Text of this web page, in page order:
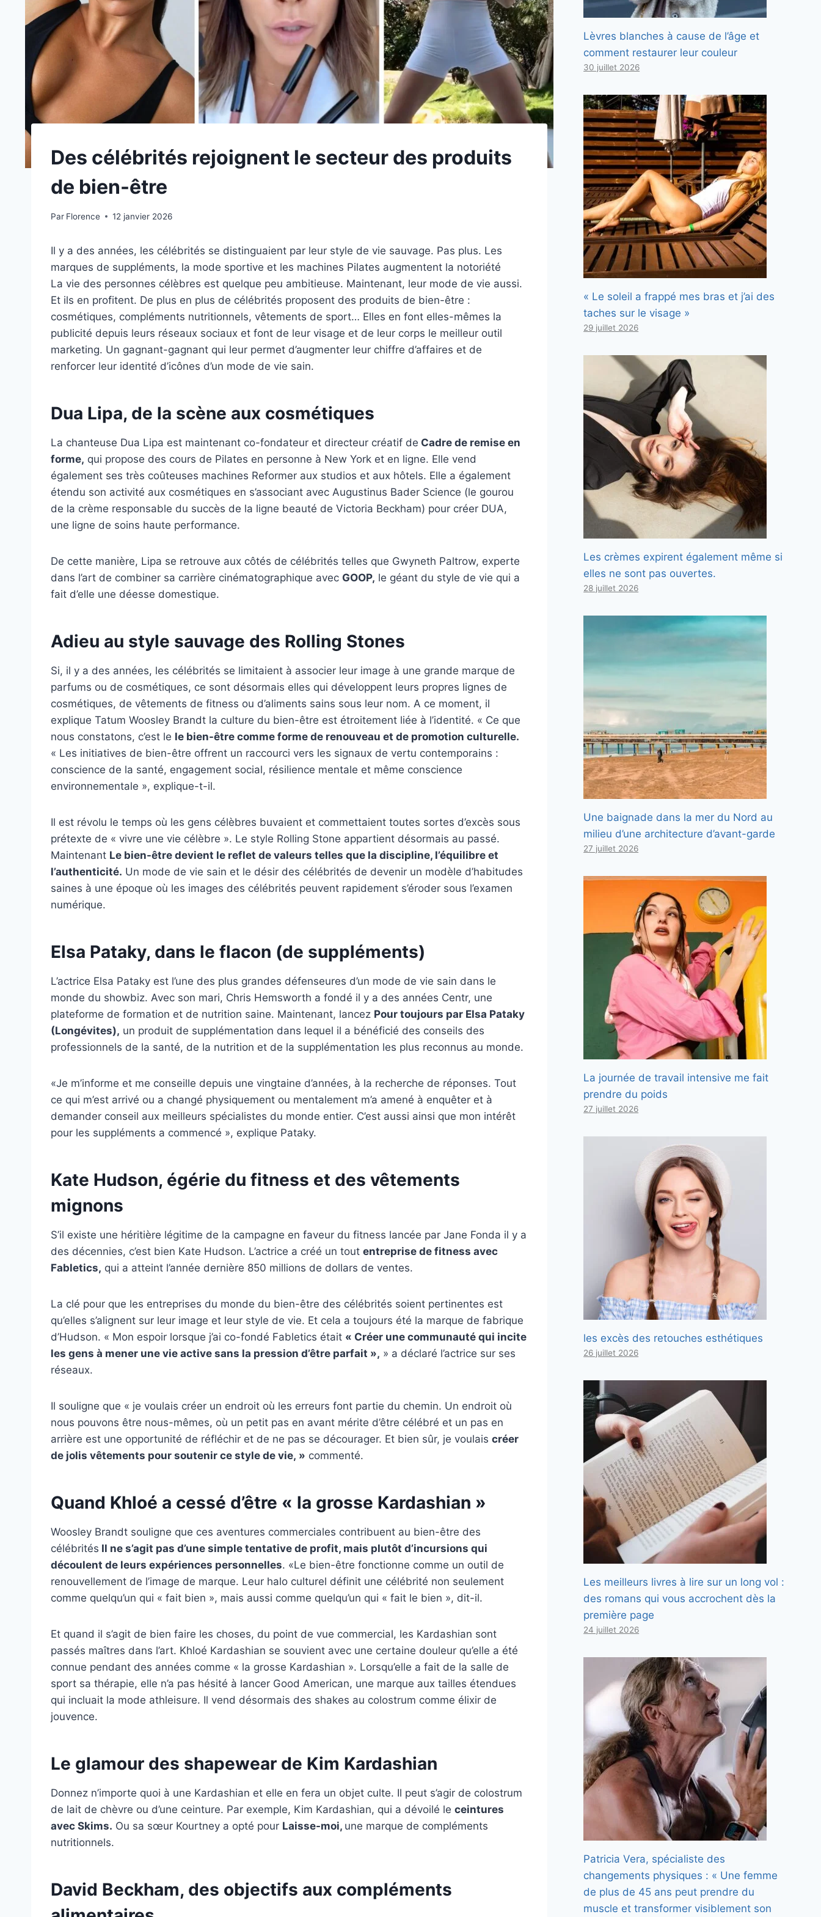
Des célébrités rejoignent le secteur des produits
de bien-être
Par Florence 12 janvier 2026
Il y a des années, les célébrités se distinguaient par leur style de vie sauvage. Pas plus. Les
marques de suppléments, la mode sportive et les machines Pilates augmentent la notoriété
La vie des personnes célèbres est quelque peu ambitieuse. Maintenant, leur mode de vie aussi.
Et ils en profitent. De plus en plus de célébrités proposent des produits de bien-être :
cosmétiques, compléments nutritionnels, vêtements de sport… Elles en font elles-mêmes la
publicité depuis leurs réseaux sociaux et font de leur visage et de leur corps le meilleur outil
marketing. Un gagnant-gagnant qui leur permet d’augmenter leur chiffre d’affaires et de
renforcer leur identité d’icônes d’un mode de vie sain.
Dua Lipa, de la scène aux cosmétiques
La chanteuse Dua Lipa est maintenant co-fondateur et directeur créatif de Cadre de remise en
forme, qui propose des cours de Pilates en personne à New York et en ligne. Elle vend
également ses très coûteuses machines Reformer aux studios et aux hôtels. Elle a également
étendu son activité aux cosmétiques en s’associant avec Augustinus Bader Science (le gourou
de la crème responsable du succès de la ligne beauté de Victoria Beckham) pour créer DUA,
une ligne de soins haute performance.
De cette manière, Lipa se retrouve aux côtés de célébrités telles que Gwyneth Paltrow, experte
dans l’art de combiner sa carrière cinématographique avec GOOP, le géant du style de vie qui a
fait d’elle une déesse domestique.
Adieu au style sauvage des Rolling Stones
Si, il y a des années, les célébrités se limitaient à associer leur image à une grande marque de
parfums ou de cosmétiques, ce sont désormais elles qui développent leurs propres lignes de
cosmétiques, de vêtements de fitness ou d’aliments sains sous leur nom. A ce moment, il
explique Tatum Woosley Brandt la culture du bien-être est étroitement liée à l’identité. « Ce que
nous constatons, c’est le le bien-être comme forme de renouveau et de promotion culturelle.
« Les initiatives de bien-être offrent un raccourci vers les signaux de vertu contemporains :
conscience de la santé, engagement social, résilience mentale et même conscience
environnementale », explique-t-il.
Il est révolu le temps où les gens célèbres buvaient et commettaient toutes sortes d’excès sous
prétexte de « vivre une vie célèbre ». Le style Rolling Stone appartient désormais au passé.
Maintenant Le bien-être devient le reflet de valeurs telles que la discipline, l’équilibre et
l’authenticité. Un mode de vie sain et le désir des célébrités de devenir un modèle d’habitudes
saines à une époque où les images des célébrités peuvent rapidement s’éroder sous l’examen
numérique.
Elsa Pataky, dans le flacon (de suppléments)
L’actrice Elsa Pataky est l’une des plus grandes défenseures d’un mode de vie sain dans le
monde du showbiz. Avec son mari, Chris Hemsworth a fondé il y a des années Centr, une
plateforme de formation et de nutrition saine. Maintenant, lancez Pour toujours par Elsa Pataky
(Longévites), un produit de supplémentation dans lequel il a bénéficié des conseils des
professionnels de la santé, de la nutrition et de la supplémentation les plus reconnus au monde.
«Je m’informe et me conseille depuis une vingtaine d’années, à la recherche de réponses. Tout
ce qui m’est arrivé ou a changé physiquement ou mentalement m’a amené à enquêter et à
demander conseil aux meilleurs spécialistes du monde entier. C’est aussi ainsi que mon intérêt
pour les suppléments a commencé », explique Pataky.
Kate Hudson, égérie du fitness et des vêtements
mignons
S’il existe une héritière légitime de la campagne en faveur du fitness lancée par Jane Fonda il y a
des décennies, c’est bien Kate Hudson. L’actrice a créé un tout entreprise de fitness avec
Fabletics, qui a atteint l’année dernière 850 millions de dollars de ventes.
La clé pour que les entreprises du monde du bien-être des célébrités soient pertinentes est
qu’elles s’alignent sur leur image et leur style de vie. Et cela a toujours été la marque de fabrique
d’Hudson. « Mon espoir lorsque j’ai co-fondé Fabletics était « Créer une communauté qui incite
les gens à mener une vie active sans la pression d’être parfait », » a déclaré l’actrice sur ses
réseaux.
Il souligne que « je voulais créer un endroit où les erreurs font partie du chemin. Un endroit où
nous pouvons être nous-mêmes, où un petit pas en avant mérite d’être célébré et un pas en
arrière est une opportunité de réfléchir et de ne pas se décourager. Et bien sûr, je voulais créer
de jolis vêtements pour soutenir ce style de vie, » commenté.
Quand Khloé a cessé d’être « la grosse Kardashian »
Woosley Brandt souligne que ces aventures commerciales contribuent au bien-être des
célébrités Il ne s’agit pas d’une simple tentative de profit, mais plutôt d’incursions qui
découlent de leurs expériences personnelles. «Le bien-être fonctionne comme un outil de
renouvellement de l’image de marque. Leur halo culturel définit une célébrité non seulement
comme quelqu’un qui « fait bien », mais aussi comme quelqu’un qui « fait le bien », dit-il.
Et quand il s’agit de bien faire les choses, du point de vue commercial, les Kardashian sont
passés maîtres dans l’art. Khloé Kardashian se souvient avec une certaine douleur qu’elle a été
connue pendant des années comme « la grosse Kardashian ». Lorsqu’elle a fait de la salle de
sport sa thérapie, elle n’a pas hésité à lancer Good American, une marque aux tailles étendues
qui incluait la mode athleisure. Il vend désormais des shakes au colostrum comme élixir de
jouvence.
Le glamour des shapewear de Kim Kardashian
Donnez n’importe quoi à une Kardashian et elle en fera un objet culte. Il peut s’agir de colostrum
de lait de chèvre ou d’une ceinture. Par exemple, Kim Kardashian, qui a dévoilé le ceintures
avec Skims. Ou sa sœur Kourtney a opté pour Laisse-moi, une marque de compléments
nutritionnels.
David Beckham, des objectifs aux compléments
Lèvres blanches à cause de l’âge et
comment restaurer leur couleur
30 juillet 2026
« Le soleil a frappé mes bras et j’ai des
taches sur le visage »
29 juillet 2026
Les crèmes expirent également même si
elles ne sont pas ouvertes.
28 juillet 2026
Une baignade dans la mer du Nord au
milieu d’une architecture d’avant-garde
27 juillet 2026
La journée de travail intensive me fait
prendre du poids
27 juillet 2026
les excès des retouches esthétiques
26 juillet 2026
Les meilleurs livres à lire sur un long vol :
des romans qui vous accrochent dès la
première page
24 juillet 2026
Patricia Vera, spécialiste des
changements physiques : « Une femme
de plus de 45 ans peut prendre du
muscle et transformer visiblement son